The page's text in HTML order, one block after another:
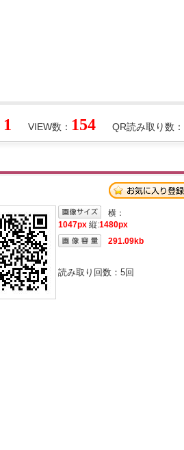
QR読み取り数：
VIEW数： 154
1
横：
1047px 縦:1480px
291.09kb
読み取り回数： 5回